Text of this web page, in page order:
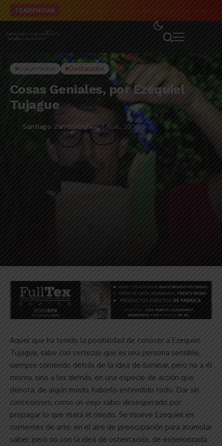
TENDENCIAS
Columnistas Destacados
Cosas Geniales, por Ezequiel
Tujague
Santiago Zambianchi 1 Abril, 2020
Aquel que ha tenido la posibilidad de conocer a Ezequiel
Tujague, sabe con certezas que es una persona sensible,
siempre corriendo detrás de la idea de iluminar, pero no a él
mismo, sino a los demás, en una especie de acción que
denota, de algún modo, haberlo entendido todo. Dar sin
concesiones, como un viejo sabio desesperado por
propagar lo que mata el miedo. Se mueve Ezequiel en
corrientes de arte, en el aire de preocupación para acumular
saber, pero no con la idea de ostentación, de exteriorizada